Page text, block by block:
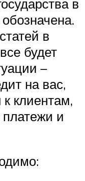
в
в
будет
–
на вас,
к клиентам,
и